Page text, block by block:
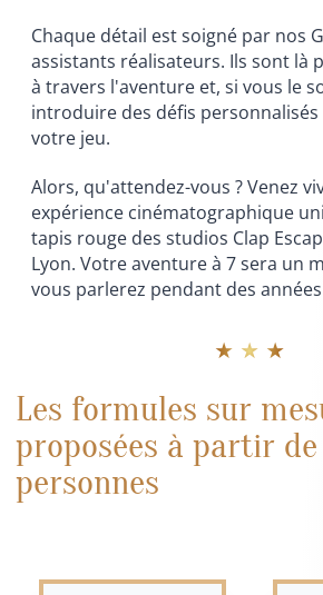
Chaque détail est soigné par nos
assistants réalisateurs. Ils sont là
à travers l'aventure et, si vous le
introduire des défis
votre jeu.
Alors, qu'attendez-vous ? Venez
expérience cinématographique
tapis rouge des studios Clap
Lyon. Votre aventure à 7 sera un
vous parlerez pendant des
★ ★ ★
Les formules sur
proposées à partir de
personnes